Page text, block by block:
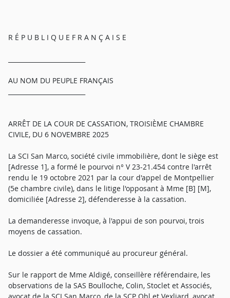
R É P U B L I Q U E F R A N Ç A I S E
AU NOM DU PEUPLE FRANÇAIS
ARRÊT DE LA COUR DE CASSATION, TROISIÈME CHAMBRE
CIVILE, DU 6 NOVEMBRE 2025
La SCI San Marco, société civile immobilière, dont le siège est
[Adresse 1], a formé le pourvoi n° V 23-21.454 contre l'arrêt
rendu le 19 octobre 2021 par la cour d'appel de Montpellier
(5e chambre civile), dans le litige l'opposant à Mme [B] [M],
domiciliée [Adresse 2], défenderesse à la cassation.
La demanderesse invoque, à l'appui de son pourvoi, trois
moyens de cassation.
Le dossier a été communiqué au procureur général.
Sur le rapport de Mme Aldigé, conseillère référendaire, les
observations de la SAS Boulloche, Colin, Stoclet et Associés,